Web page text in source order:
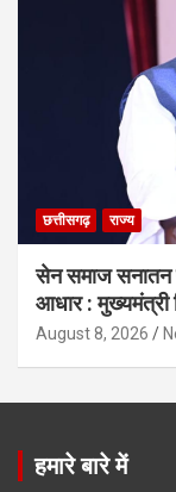
छत्तीसगढ़ राज्य
सेन समाज सनातन
आधार : मुख्यमंत्री
August 8, 2026
हमारे बारे में